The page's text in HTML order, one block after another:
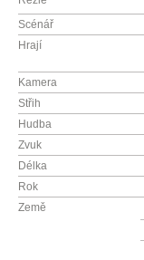
Scénář
Hrají
Kamera
Střih
Hudba
Zvuk
Délka
Rok
Země